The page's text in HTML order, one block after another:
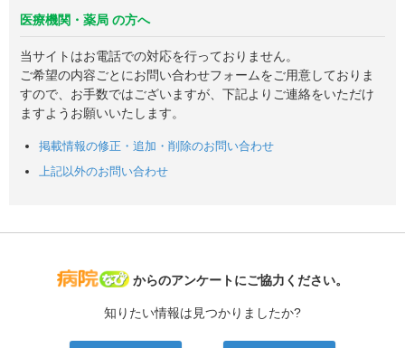
医療機関・薬局 の方へ
当サイトはお電話での対応を行っておりません。
ご希望の内容ごとにお問い合わせフォームをご用意しておりま
すので、お手数ではございますが、下記よりご連絡をいただけ
ますようお願いいたします。
掲載情報の修正・追加・削除のお問い合わせ
上記以外のお問い合わせ
病院なび
からのアンケートにご協力ください。
知りたい情報は見つかりましたか?